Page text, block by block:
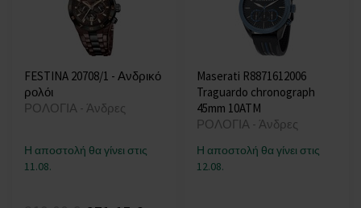
FESTINA 20708/1 - Ανδρικό
ρολόι
ΡΟΛΟΓΙΑ - Άνδρες
Η αποστολή θα γίνει στις
11.08.
Maserati R8871612006
Traguardo chronograph
45mm 10ATM
ΡΟΛΟΓΙΑ - Άνδρες
Η αποστολή θα γίνει στις
12.08.